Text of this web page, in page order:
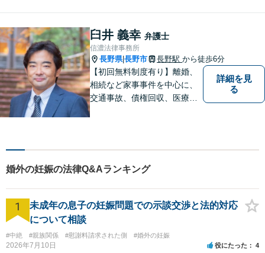
根ざした弁護士】もし何かお
困りな事がございましたらお
気軽にご相談ください。
臼井 義幸 弁護士
信濃法律事務所
長野県|長野市 長野駅 から徒歩6分
【初回無料制度有り】離婚、
相続など家事事件を中心に、
交通事故、債権回収、医療過
詳細を見
る
婚外の妊娠の法律Q&Aランキング
1
未成年の息子の妊娠問題での示談交渉と法的対応
について相談
#中絶 #親族関係 #慰謝料請求された側 #婚外の妊娠
2026年7月10日 役にたった 4